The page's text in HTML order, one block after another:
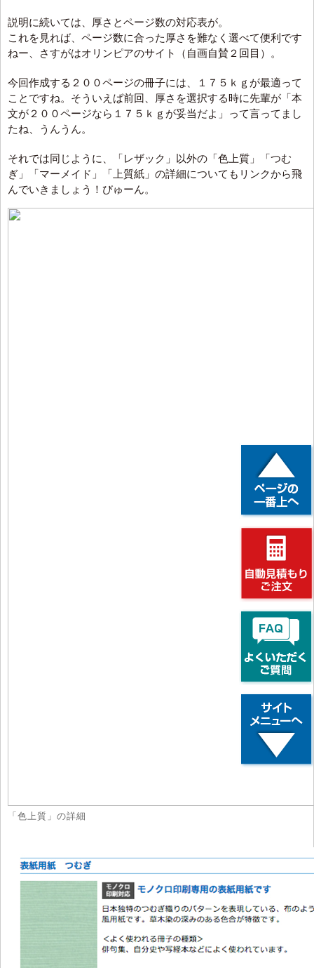
説明に続いては、厚さとページ数の対応表が。
これを見れば、ページ数に合った厚さを難なく選べて便利です
ねー、さすがはオリンピアのサイト（自画自賛２回目）。
今回作成する２００ページの冊子には、１７５ｋｇが最適って
ことですね。そういえば前回、厚さを選択する時に先輩が「本
文が２００ページなら１７５ｋｇが妥当だよ」って言ってまし
たね、うんうん。
それでは同じように、「レザック」以外の「色上質」「つむ
ぎ」「マーメイド」「上質紙」の詳細についてもリンクから飛
んでいきましょう！びゅーん。
「色上質」の詳細